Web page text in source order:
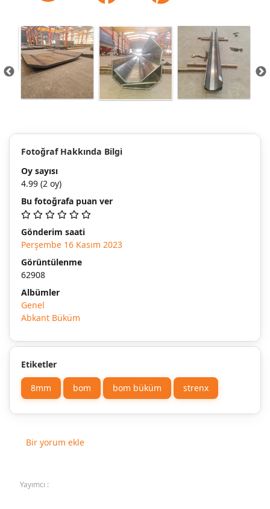
Fotoğraf Hakkında Bilgi
Oy sayısı
4.99 (2 oy)
Bu fotoğrafa puan ver
Gönderim saati
Perşembe 16 Kasım 2023
Görüntülenme
62908
Albümler
Genel
Abkant Büküm
Etiketler
8mm bom bom büküm strenx
Bir yorum ekle
Yayımcı :